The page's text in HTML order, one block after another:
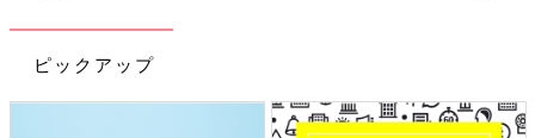
ピックアップ